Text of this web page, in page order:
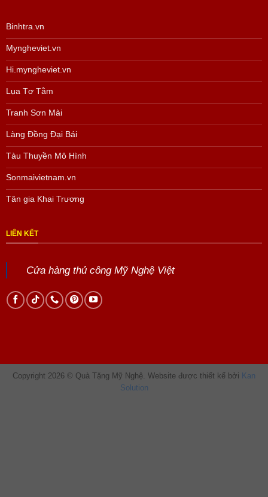
Binhtra.vn
Myngheviet.vn
Hi.myngheviet.vn
Lụa Tơ Tằm
Tranh Sơn Mài
Làng Đồng Đại Bái
Tàu Thuyền Mô Hình
Sonmaivietnam.vn
Tân gia Khai Trương
LIÊN KẾT
Cửa hàng thủ công Mỹ Nghệ Việt
Copyright 2026 © Quà Tặng Mỹ Nghệ. Website được thiết kế bởi Kan
Solution